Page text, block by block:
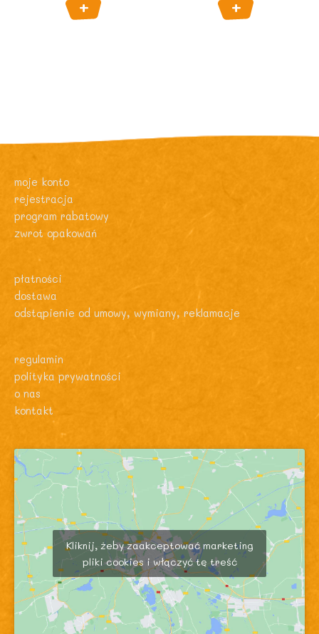
moje konto
rejestracja
program rabatowy
zwrot opakowań
płatności
dostawa
odstąpienie od umowy, wymiany, reklamacje
regulamin
polityka prywatności
o nas
kontakt
Kliknij, żeby zaakceptować marketing
pliki cookies i włączyć tę treść